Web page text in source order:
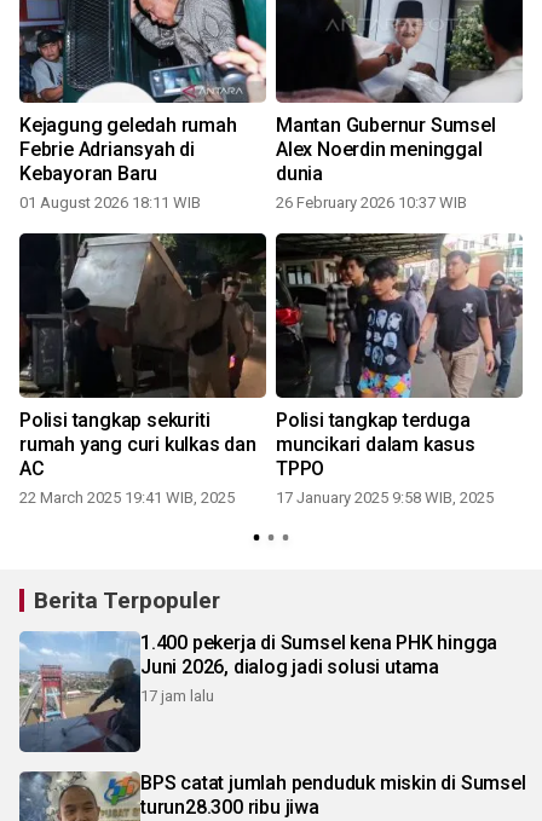
Kejagung geledah rumah
Febrie Adriansyah di
Kebayoran Baru
01 August 2026 18:11 WIB
Mantan Gubernur Sumsel
Alex Noerdin meninggal
dunia
26 February 2026 10:37 WIB
Polisi tangkap sekuriti
rumah yang curi kulkas dan
AC
22 March 2025 19:41 WIB, 2025
Polisi tangkap terduga
muncikari dalam kasus
TPPO
17 January 2025 9:58 WIB, 2025
Berita Terpopuler
1.400 pekerja di Sumsel kena PHK hingga
Juni 2026, dialog jadi solusi utama
17 jam lalu
BPS catat jumlah penduduk miskin di Sumsel
turun28.300 ribu jiwa